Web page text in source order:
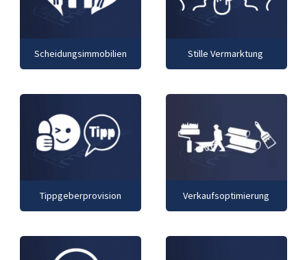
Scheidungsimmobilien Stille Vermarktung
Tippgeberprovision Verkaufsoptimierung